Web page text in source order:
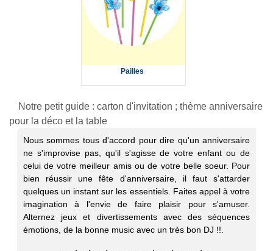
Pailles
Notre petit guide : carton d'invitation ; thème anniversaire
pour la déco et la table
Nous sommes tous d'accord pour dire qu'un anniversaire
ne s'improvise pas, qu'il s'agisse de votre enfant ou de
celui de votre meilleur amis ou de votre belle soeur. Pour
bien réussir une fête d'anniversaire, il faut s'attarder
quelques un instant sur les essentiels. Faites appel à votre
imagination à l'envie de faire plaisir pour s'amuser.
Alternez jeux et divertissements avec des séquences
émotions, de la bonne music avec un très bon DJ !!.